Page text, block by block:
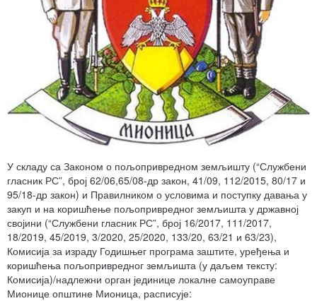
У складу са Законом о пољопривредном земљишту (“Службени
гласник РС”, број 62/06,65/08-др закон, 41/09, 112/2015, 80/17 и
95/18-др закон) и Правилником о условима и поступку давања у
закуп и на коришћење пољопривредног земљишта у државној
својини (“Службени гласник РС”, број 16/2017, 111/2017,
18/2019, 45/2019, 3/2020, 25/2020, 133/20, 63/21 и 63/23),
Комисија за израду Годишњег програма заштите, уређења и
коришћења пољопривредног земљишта (у даљем тексту:
Комисија)/надлежни орган јединице локалне самоуправе
Мионице општине Мионица, расписује: